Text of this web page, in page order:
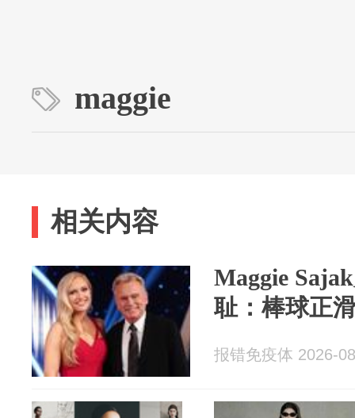
maggie
相关内容
Maggie
耻：棒球正
报错免疫体 2026-